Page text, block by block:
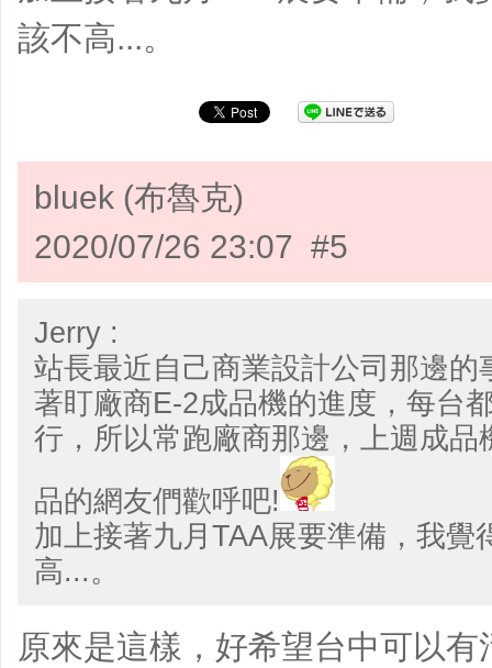
該不高...。
bluek (布魯克)
2020/07/26 23:07 #5
Jerry :
站長最近自己商業設計公司那邊
著盯廠商E-2成品機的進度，每台
行，所以常跑廠商那邊，上週成
品的網友們歡呼吧!
加上接著九月TAA展要準備，我覺
高...。
原來是這樣，好希望台中可以有